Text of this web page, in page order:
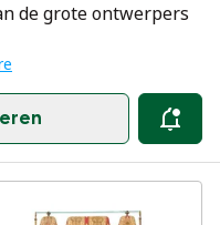
de grote ontwerpers